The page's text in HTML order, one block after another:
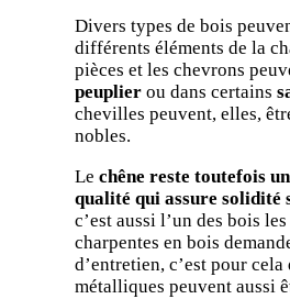
Divers types de bois
différents éléments de la
pièces et les chevrons
peuplier ou dans certains
chevilles peuvent, elles,
nobles.
Le chêne reste toutefois
qualité qui assure solidité
c’est aussi l’un des bois
charpentes en bois
d’entretien, c’est pour cela
métalliques peuvent aussi